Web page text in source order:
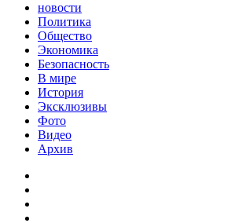
новости
Политика
Общество
Экономика
Безопасность
В мире
История
Эксклюзивы
Фото
Видео
Архив